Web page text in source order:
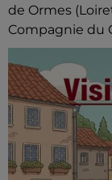
de Ormes
Compagnie du